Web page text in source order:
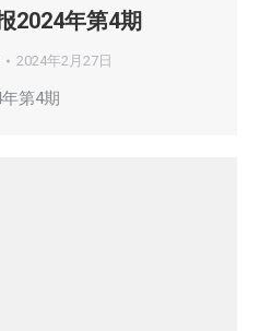
2024年第4期
2024年2月27日
第4期